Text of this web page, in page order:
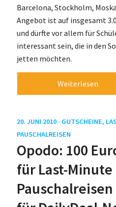
Barcelona, Stockholm,
Angebot ist auf insgesamt
und dürfte vor allem für
interessant sein, die in den
jetten möchten.
Weiterlesen
20. JUNI 2010 · GUTSCHEINE,
PAUSCHALREISEN
Opodo: 100
für Last-Minute